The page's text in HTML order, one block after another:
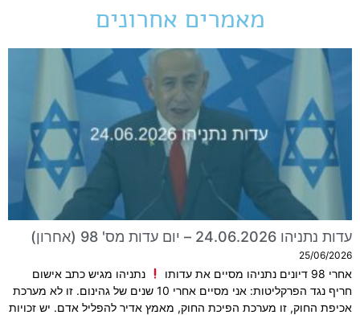
מאמרים אחרונים
עדות נתניהו 24.06.2026 – יום עדות מס' 98 (אחרון)
25/06/2026
אחרי 98 דיונים נתניהו מסיים את עדותו
נתניהו מגיש כתב אישום
חריף נגד הפרקליטות: אני מסיים אחרי 10 שנים של גהינום. זו לא מערכת
אכיפת החוק, זו מערכת הפיכת החוק, מאמץ אדיר להפליל אדם. יש זכויות